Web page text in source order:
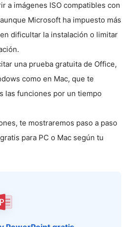
a imágenes ISO compatibles con
aunque Microsoft ha impuesto más
dificultar la instalación o limitar
una prueba gratuita de Office,
como en Mac, que te
las funciones por un tiempo
te mostraremos paso a paso
para PC o Mac según tu